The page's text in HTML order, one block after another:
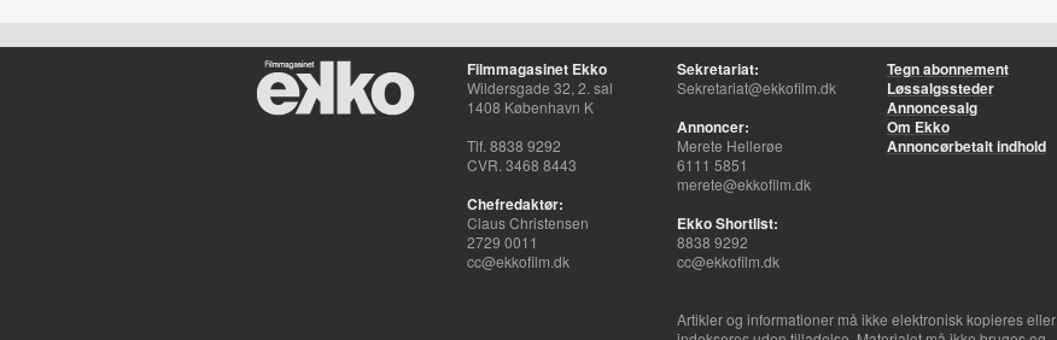
Filmmagasinet Ekko
Wildersgade 32, 2. sal
1408 København K
Tlf. 8838 9292
CVR. 3468 8443
Chefredaktør:
Claus Christensen
2729 0011
cc@ekkofilm.dk
Sekretariat:
Sekretariat@ekkofilm.dk
Annoncer:
Merete Hellerøe
6111 5851
merete@ekkofilm.dk
Ekko Shortlist:
8838 9292
cc@ekkofilm.dk
Tegn abonnement
Løssalgssteder
Annoncesalg
Om Ekko
Annoncørbetalt indhold
Artikler og informationer må ikke elektronisk kopieres eller